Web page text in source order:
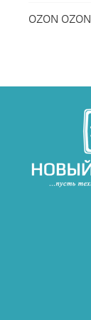
OZON OZON